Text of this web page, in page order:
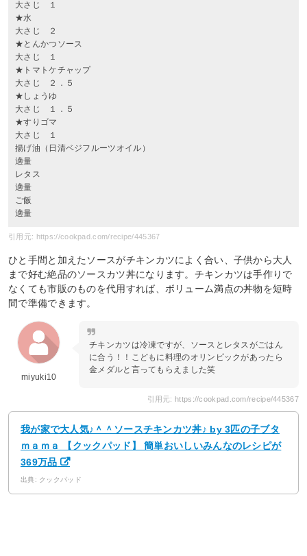
大さじ １
★水
大さじ ２
★とんかつソース
大さじ １
★トマトケチャップ
大さじ ２．５
★しょうゆ
大さじ １．５
★すりゴマ
大さじ １
揚げ油（日清ベジフルーツオイル）
適量
レタス
適量
ご飯
適量
引用元: https://cookpad.com/recipe/445367
ひと手間と加えたソースがチキンカツによく合い、子供から大人
まで好む絶品のソースカツ丼になります。チキンカツは手作りで
なくても市販のものを代用すれば、ボリューム満点の丼物を短時
間で準備できます。
miyuki10
チキンカツは冷凍ですが、ソースとレタスがごはん
に合う！！こどもに料理のオリンピックがあったら
金メダルと言ってもらえました笑
引用元: https://cookpad.com/recipe/445367
我が家で大人気♪＾＾ソースチキンカツ丼♪ by 3匹の子ブタ
ｍａｍａ 【クックパッド】 簡単おいしいみんなのレシピが
369万品
出典: クックパッド